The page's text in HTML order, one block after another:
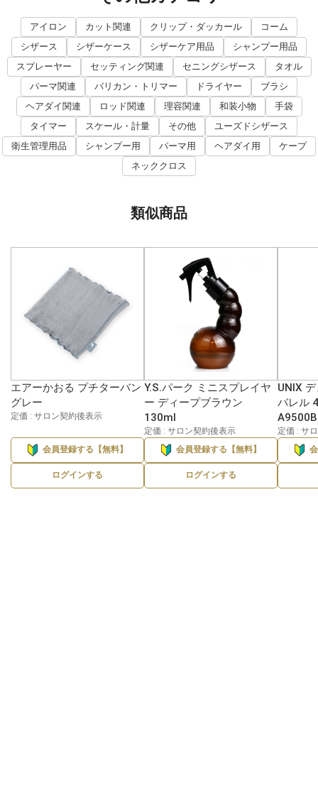
アイロン カット関連 クリップ・ダッカール
コーム
シザース
シザーケース シザーケア用品
シャンプー用品
スプレーヤー
セッティング関連 セニングシザース
タオル
パーマ関連
バリカン・トリマー ドライヤー
ブラシ
ヘアダイ関連
ロッド関連 理容関連 和装小物
手袋
タイマー
スケール・計量 その他
ユーズドシザース
衛生管理用品
シャンプー用 パーマ用 ヘアダイ用
ケープ
ネッククロス
類似商品
エアーかおる プチターバン
グレー
定価 : サロン契約後表示
会員登録する【無料】
ログインする
Y.S.パーク ミニスプレイヤ
ー ディープブラウン
130ml
定価 : サロン契約後表示
会員登録する【無料】
ログインする
UNIX
バレル
定価 : サ